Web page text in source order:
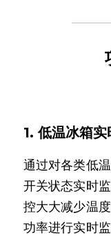
1. 低温冰箱
通过对各类低
开关状态实时
控大大减少温
功率进行实时